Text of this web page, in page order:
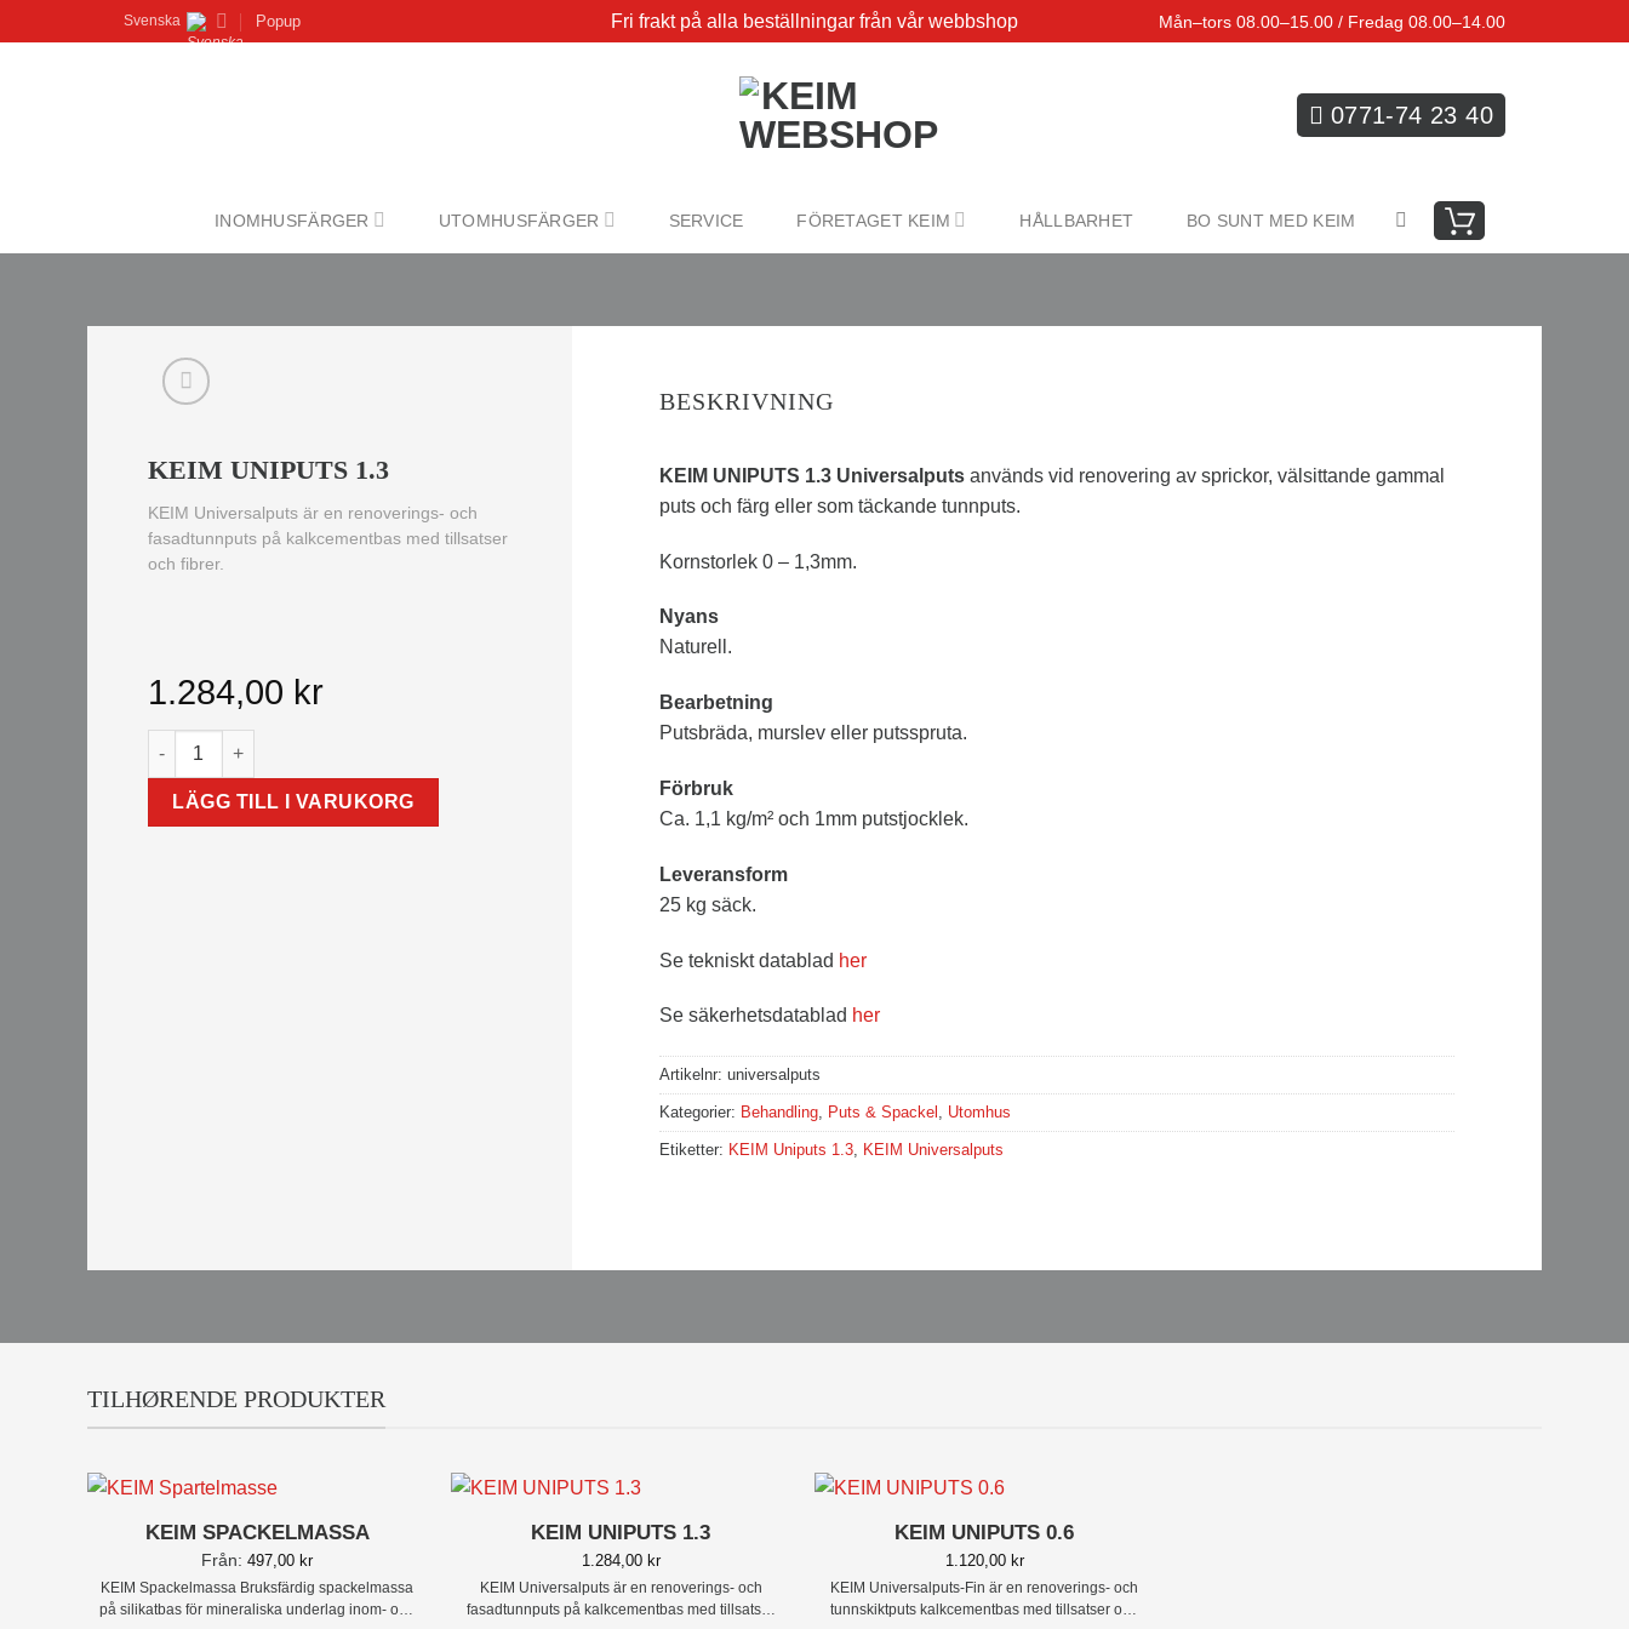
to
Svenska Popup Fri frakt på alla beställningar från vår webbshop Mån–tors 08.00–15.00 / Fredag 08.00–14.00
0771-74 23 40
INOMHUSFÄRGER UTOMHUSFÄRGER SERVICE FÖRETAGET KEIM HÅLLBARHET BO SUNT MED KEIM
KEIM UNIPUTS 1.3
KEIM Universalputs är en renoverings- och
fasadtunnputs på kalkcementbas med tillsatser
och fibrer.
1.284,00 kr
KEIM UNIPUTS 1.3 mängd
LÄGG TILL I VARUKORG
BESKRIVNING
KEIM UNIPUTS 1.3 Universalputsanvänds vid renovering av sprickor, välsittande gammal
puts och färg eller som täckande tunnputs.
Kornstorlek 0 – 1,3mm.
Nyans
Naturell.
Bearbetning
Putsbräda, murslev eller putsspruta.
Förbruk
Ca. 1,1 kg/m² och 1mm putstjocklek.
Leveransform
25 kg säck.
Se tekniskt datablad her
Se säkerhetsdatablad her
Artikelnr: universalputs
Kategorier: Behandling, Puts & Spackel , Utomhus
Etiketter: KEIM Uniputs 1.3, KEIM Universalputs
TILHØRENDE PRODUKTER
+
KEIM SPACKELMASSA
Från: 497,00 kr
KEIM Spackelmassa Bruksfärdig spackelmassa
på silikatbas för mineraliska underlag inom- och
+
KEIM UNIPUTS 1.3
1.284,00 kr
KEIM Universalputsär en renoverings- och
fasadtunnputs på kalkcementbas med tillsatser
+
KEIM UNIPUTS 0.6
1.120,00 kr
KEIM Universalputs-Fin är en renoverings- och
tunnskiktputs kalkcementbas med tillsatser och